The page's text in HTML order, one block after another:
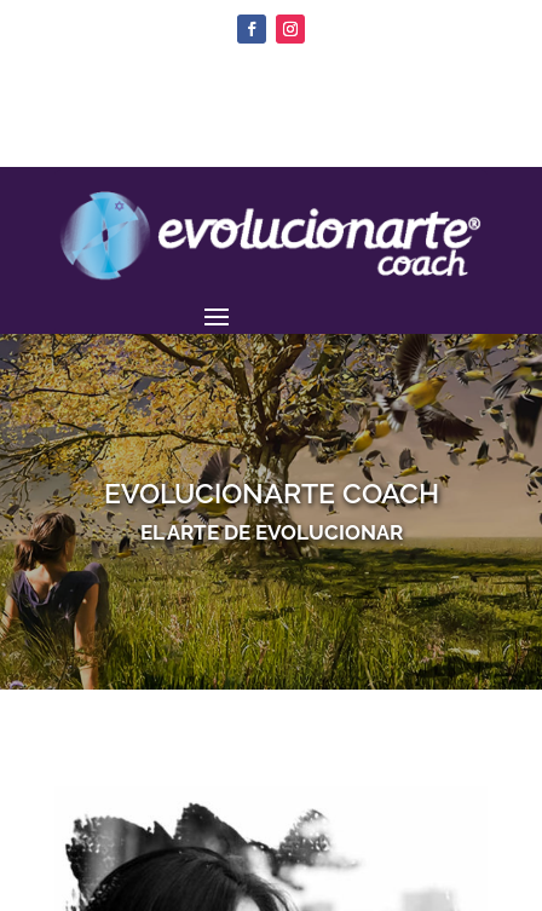
EVOLUCIONARTE COACH
EL ARTE DE EVOLUCIONAR